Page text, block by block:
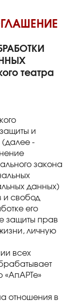
театра
и
-
закона
данных)
и свобод
его
защиты прав
личную
всех
«АпАРТе»
отношения в